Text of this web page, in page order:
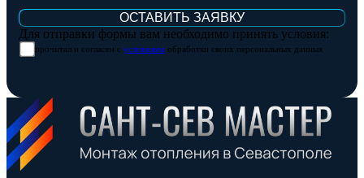
Для отправки формы вам необходимо принять условия:
прочитал и согласен с условиями обработки своих персональных данных